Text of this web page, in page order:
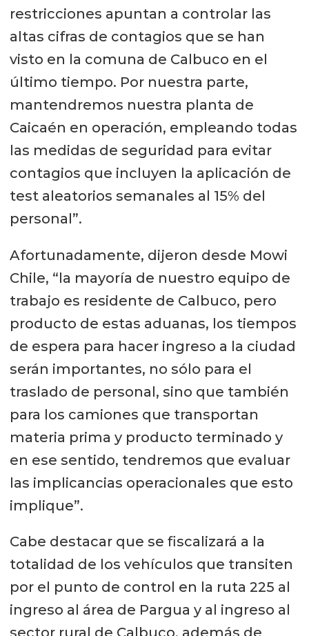
restricciones apuntan a controlar las
altas cifras de contagios que se han
visto en la comuna de Calbuco en el
último tiempo. Por nuestra parte,
mantendremos nuestra planta de
Caicaén en operación, empleando todas
las medidas de seguridad para evitar
contagios que incluyen la aplicación de
test aleatorios semanales al 15% del
personal”.
Afortunadamente, dijeron desde Mowi
Chile, “la mayoría de nuestro equipo de
trabajo es residente de Calbuco, pero
producto de estas aduanas, los tiempos
de espera para hacer ingreso a la ciudad
serán importantes, no sólo para el
traslado de personal, sino que también
para los camiones que transportan
materia prima y producto terminado y
en ese sentido, tendremos que evaluar
las implicancias operacionales que esto
implique”.
Cabe destacar que se fiscalizará a la
totalidad de los vehículos que transiten
por el punto de control en la ruta 225 al
ingreso al área de Pargua y al ingreso al